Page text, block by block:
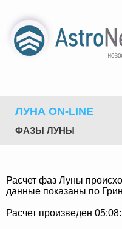
ЛУНА ON-LINE
ФАЗЫ ЛУНЫ
Расчет фаз Луны
данные показаны по
Расчет произведен